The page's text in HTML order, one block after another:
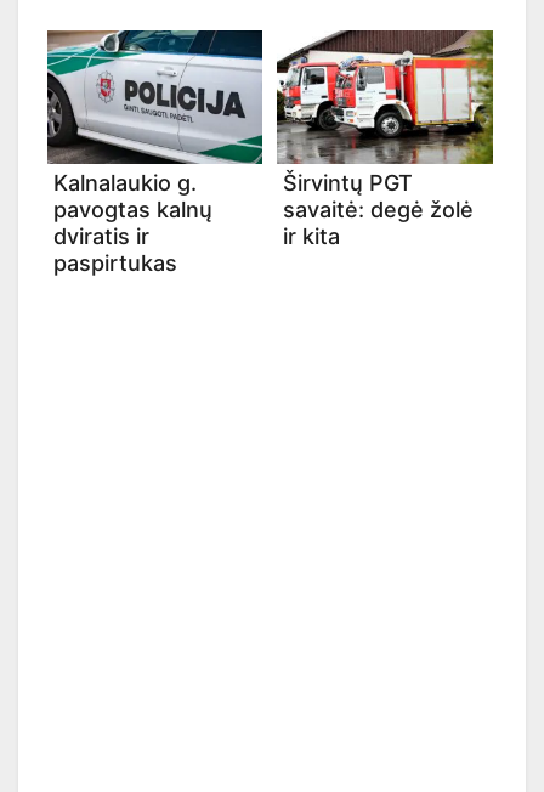
Kalnalaukio g.
pavogtas kalnų
dviratis ir
paspirtukas
Širvintų PGT
savaitė: degė žolė
ir kita